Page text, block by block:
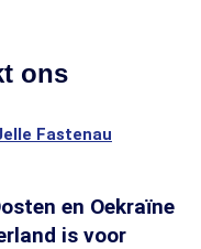
ons
Fastenau
en Oekraïne
is voor